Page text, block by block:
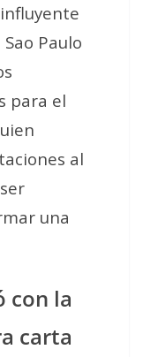
Paulo
para el
al
una
con la
carta